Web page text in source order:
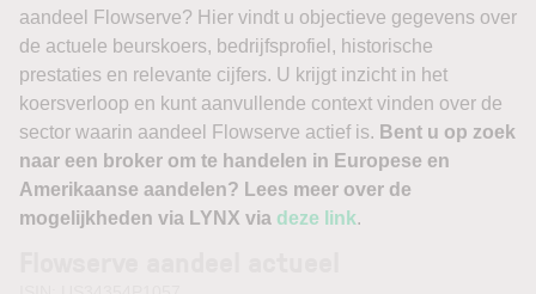
aandeel Flowserve? Hier vindt u objectieve gegevens over
de actuele beurskoers, bedrijfsprofiel, historische
prestaties en relevante cijfers. U krijgt inzicht in het
koersverloop en kunt aanvullende context vinden over de
sector waarin aandeel Flowserve actief is. Bent u op zoek
naar een broker om te handelen in Europese en
Amerikaanse aandelen? Lees meer over de
mogelijkheden via LYNX via deze link.